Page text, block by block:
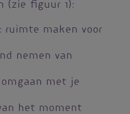
(zie figuur 1):
: ruimte maken voor
nemen van
met je
het moment